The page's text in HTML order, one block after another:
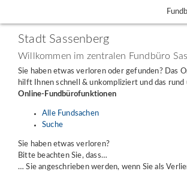
Stadt Sassenberg
Willkommen im zentralen Fundbüro
Sie haben etwas verloren oder gefunden? Das
hilft Ihnen schnell & unkompliziert und das rund
Online-Fundbürofunktionen
Alle Fundsachen
Suche
Sie haben etwas verloren?
Bitte beachten Sie, dass…
… Sie angeschrieben werden, wenn Sie als